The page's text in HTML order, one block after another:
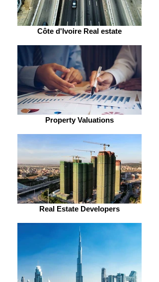
Côte d'Ivoire Real estate
Property Valuations
Real Estate Developers